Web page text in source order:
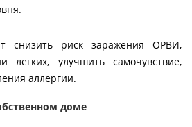
снизить риск заражения ОРВИ,
легких, улучшить самочувствие,
аллергии.
доме